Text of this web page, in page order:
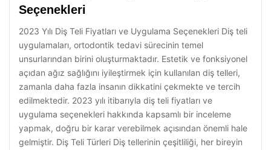
Seçenekleri
2023 Yılı Diş Teli Fiyatları ve Uygulama Seçenekleri Diş teli
uygulamaları, ortodontik tedavi sürecinin temel
unsurlarından birini oluşturmaktadır. Estetik ve fonksiyonel
açıdan ağız sağlığını iyileştirmek için kullanılan diş telleri,
zamanla daha fazla insanın dikkatini çekmekte ve tercih
edilmektedir. 2023 yılı itibarıyla diş teli fiyatları ve
uygulama seçenekleri hakkında kapsamlı bir inceleme
yapmak, doğru bir karar verebilmek açısından önemli hale
gelmiştir. Diş Teli Türleri Diş tellerinin çeşitliliği, her bireyin